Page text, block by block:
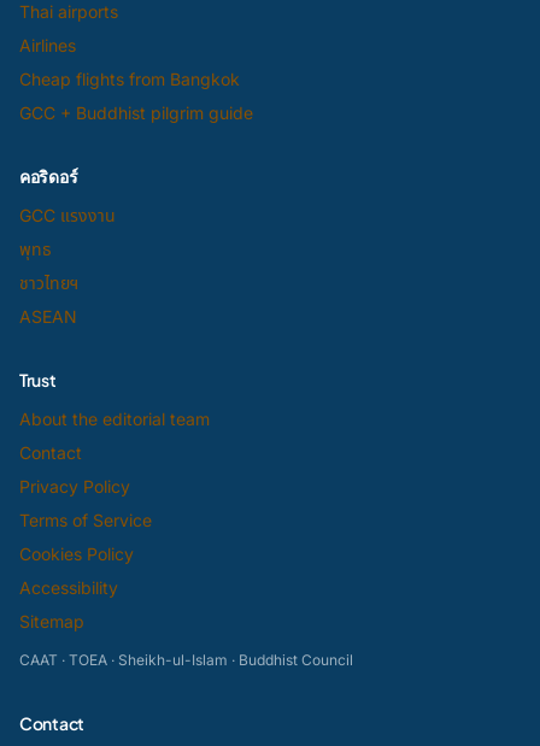
Thai airports
Airlines
Cheap flights from Bangkok
GCC + Buddhist pilgrim guide
คอริดอร์
GCC แรงงาน
พุทธ
ชาวไทยฯ
ASEAN
Trust
About the editorial team
Contact
Privacy Policy
Terms of Service
Cookies Policy
Accessibility
Sitemap
CAAT · TOEA · Sheikh-ul-Islam · Buddhist Council
Contact